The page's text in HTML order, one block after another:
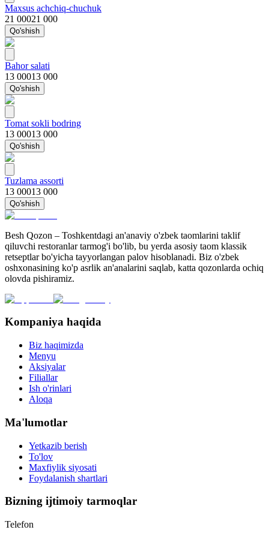
Maxsus achchiq-chuchuk
21 00021 000
Qo'shish
Bahor salati
13 00013 000
Qo'shish
Tomat sokli bodring
13 00013 000
Qo'shish
Tuzlama assorti
13 00013 000
Qo'shish
Besh Qozon – Toshkentdagi an'anaviy o'zbek taomlarini taklif
qiluvchi restoranlar tarmog'i bo'lib, bu yerda asosiy taom klassik
retseptlar bo'yicha tayyorlangan palov hisoblanadi. Biz o'zbek
oshxonasining ko'p asrlik an'analarini saqlab, katta qozonlarda ochiq
olovda pishiramiz.
Kompaniya haqida
Biz haqimizda
Menyu
Aksiyalar
Filiallar
Ish o'rinlari
Aloqa
Ma'lumotlar
Yetkazib berish
To'lov
Maxfiylik siyosati
Foydalanish shartlari
Bizning ijtimoiy tarmoqlar
Telefon